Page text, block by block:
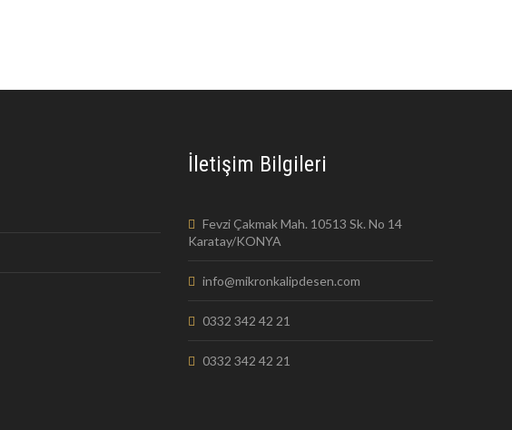
İletişim Bilgileri
Fevzi Çakmak Mah. 10513 Sk. No 14
Karatay/KONYA
info@mikronkalipdesen.com
0332 342 42 21
0332 342 42 21